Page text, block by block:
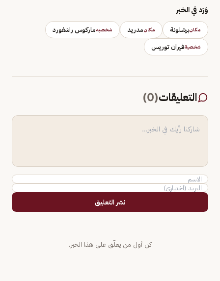
وَرَد في الخبر
مكانبرشلونة مكانمدريد شخصيةماركوس راشفورد
شخصيةفيران توريس
التعليقات(
0
)
نشر التعليق
كن أول من يعلّق على هذا الخبر.